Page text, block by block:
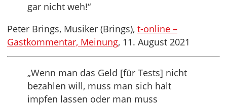
gar nicht weh!“
Peter Brings, Musiker (Brings), t-online –
Gastkommentar, Meinung, 11. August 2021
„Wenn man das Geld [für Tests] nicht
bezahlen will, muss man sich halt
impfen lassen oder man muss